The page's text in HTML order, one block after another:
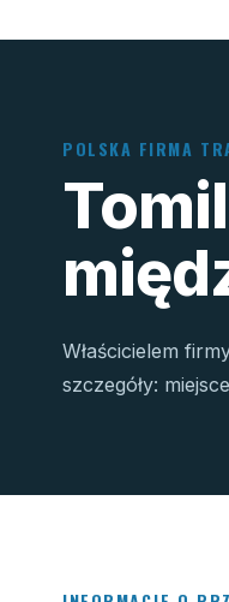
POLSKA FIRMA
Właścicielem
szczegóły: